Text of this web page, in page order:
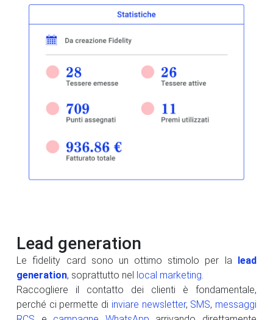
Lead generation
Le fidelity card sono un ottimo stimolo per la lead
generation, soprattutto nel local marketing
Raccogliere il contatto dei clienti è fondamentale,
perché ci permette di inviare newsletter, SMS, messaggi